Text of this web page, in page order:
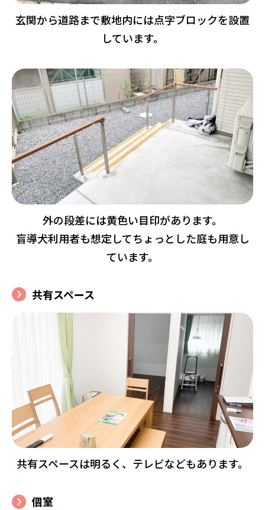
玄関から道路まで敷地内には点字ブロックを設置
しています。
外の段差には黄色い目印があります。
盲導犬利用者も想定してちょっとした庭も用意し
ています。
共有スペース
共有スペースは明るく、テレビなどもあります。
個室